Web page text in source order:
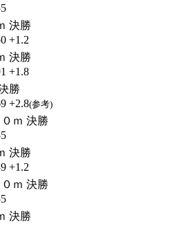
決勝
+1.2
決勝
+1.8
勝
+2.8(参考)
ｍ 決勝
決勝
+1.2
ｍ 決勝
決勝